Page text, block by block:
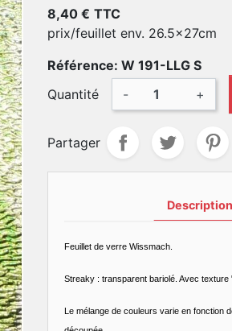
8,40 € TTC
prix/feuillet env. 26.5x27cm
Référence: W 191-LLG S
Quantité
- +
Partager
Description
Feuillet de verre Wissmach.
Streaky : transparent bariolé. Avec texture
Le mélange de couleurs varie en fonction